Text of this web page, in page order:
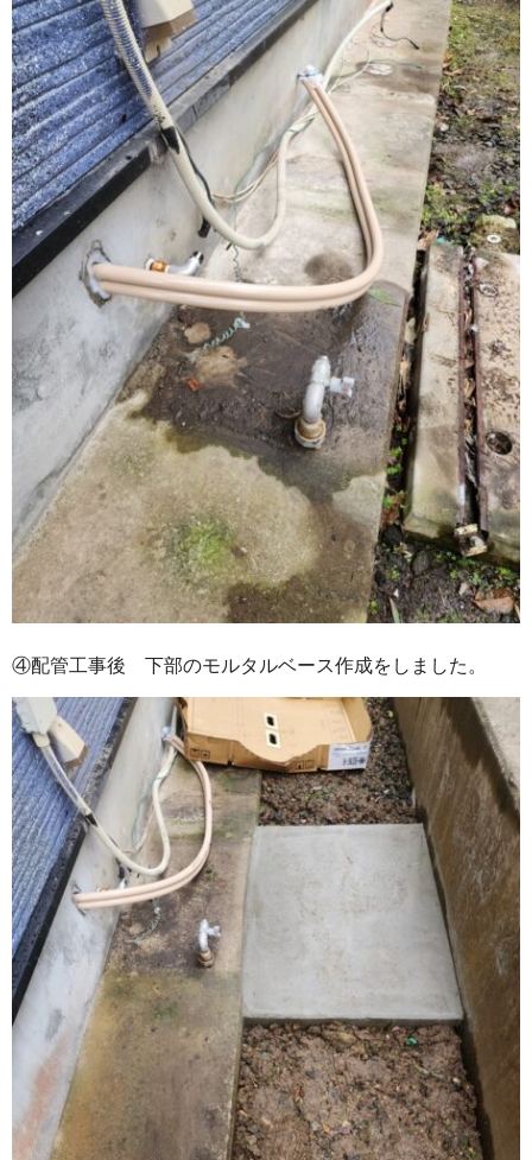
④配管工事後 下部のモルタルベース作成をしました。